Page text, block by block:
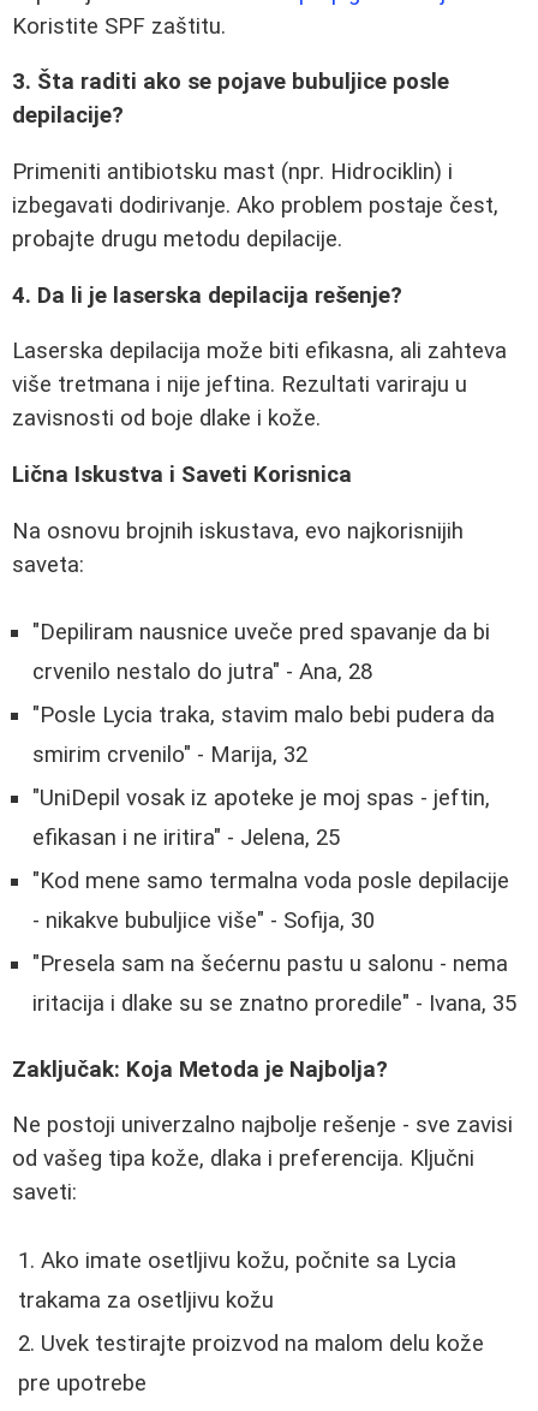
Koristite SPF zaštitu.
3. Šta raditi ako se pojave bubuljice posle
depilacije?
Primeniti antibiotsku mast (npr. Hidrociklin) i
izbegavati dodirivanje. Ako problem postaje čest,
probajte drugu metodu depilacije.
4. Da li je laserska depilacija rešenje?
Laserska depilacija može biti efikasna, ali zahteva
više tretmana i nije jeftina. Rezultati variraju u
zavisnosti od boje dlake i kože.
Lična Iskustva i Saveti Korisnica
Na osnovu brojnih iskustava, evo najkorisnijih
saveta:
"Depiliram nausnice uveče pred spavanje da bi
crvenilo nestalo do jutra" - Ana, 28
"Posle Lycia traka, stavim malo bebi pudera da
smirim crvenilo" - Marija, 32
"UniDepil vosak iz apoteke je moj spas - jeftin,
efikasan i ne iritira" - Jelena, 25
"Kod mene samo termalna voda posle depilacije
- nikakve bubuljice više" - Sofija, 30
"Presela sam na šećernu pastu u salonu - nema
iritacija i dlake su se znatno proredile" - Ivana, 35
Zaključak: Koja Metoda je Najbolja?
Ne postoji univerzalno najbolje rešenje - sve zavisi
od vašeg tipa kože, dlaka i preferencija. Ključni
saveti:
Ako imate osetljivu kožu, počnite sa Lycia
trakama za osetljivu kožu
Uvek testirajte proizvod na malom delu kože
pre upotrebe